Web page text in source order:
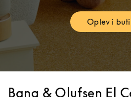
Oplev iLink
Bang & Olufsen El